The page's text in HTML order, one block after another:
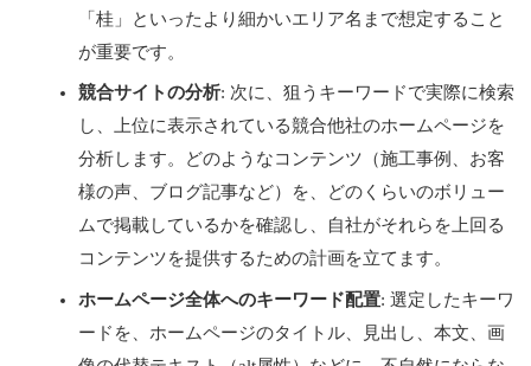
「桂」といったより細かいエリア名まで想定すること
が重要です。
競合サイトの分析: 次に、狙うキーワードで実際に検索
し、上位に表示されている競合他社のホームページを
分析します。どのようなコンテンツ（施工事例、お客
様の声、ブログ記事など）を、どのくらいのボリュー
ムで掲載しているかを確認し、自社がそれらを上回る
コンテンツを提供するための計画を立てます。
ホームページ全体へのキーワード配置: 選定したキーワ
ードを、ホームページのタイトル、見出し、本文、画